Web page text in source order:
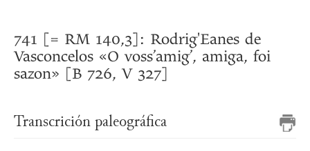
741 [= RM 140,3]: Rodrig'Eanes de
Vasconcelos «O voss’amig’, amiga, foi
sazon» [B 726, V 327]
Transcrición paleográfica